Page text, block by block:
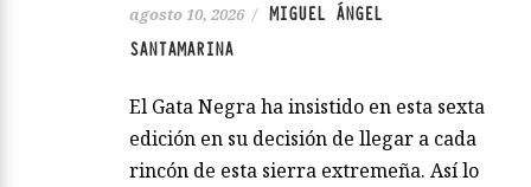
agosto 10, 2026 / MIGUEL ÁNGEL
SANTAMARINA
El Gata Negra ha insistido en esta sexta
edición en su decisión de llegar a cada
rincón de esta sierra extremeña. Así lo